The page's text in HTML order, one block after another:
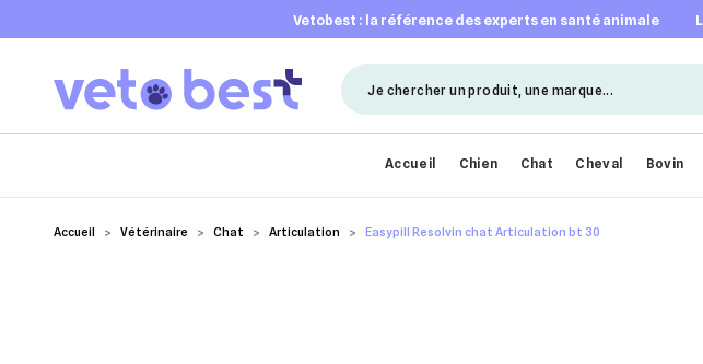
vetobest : la référence des experts en santé animale
Accueil Chien Chat Cheval Bovin
Accueil Vétérinaire Chat Articulation Easypill Resolvin chat Articulation bt 30